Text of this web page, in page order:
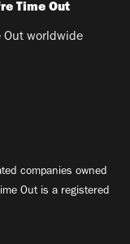
Time Out
Out worldwide
companies owned
Out is a registered